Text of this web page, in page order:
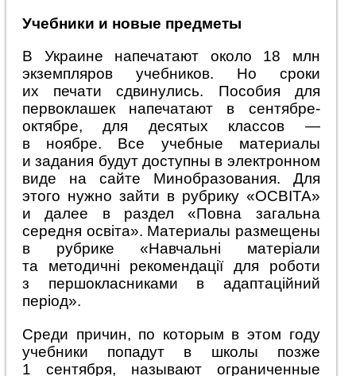
Учебники и новые предметы
В Украине напечатают около 18 млн
экземпляров учебников. Но сроки
их печати сдвинулись. Пособия для
первоклашек напечатают в сентябре-
октябре, для десятых классов —
в ноябре. Все учебные материалы
и задания будут доступны в электронном
виде на сайте Минобразования. Для
этого нужно зайти в рубрику «ОСВІТА»
и далее в раздел «Повна загальна
середня освіта». Материалы размещены
в рубрике «Навчальні матеріали
та методичні рекомендації для роботи
з першокласниками в адаптаційний
період».
Среди причин, по которым в этом году
учебники попадут в школы позже
1 сентября, называют ограниченные